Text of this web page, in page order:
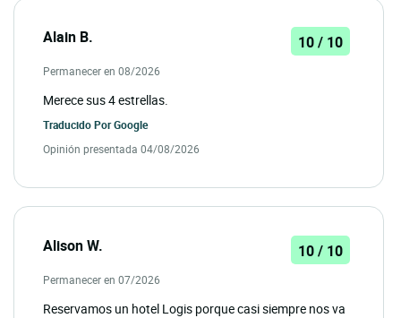
Alain B. 10 / 10
Permanecer en 08/2026
Merece sus 4 estrellas.
Traducido PorGoogle
Opinión presentada 04/08/2026
Alison W. 10 / 10
Permanecer en 07/2026
Reservamos un hotel Logis porque casi siempre nos va